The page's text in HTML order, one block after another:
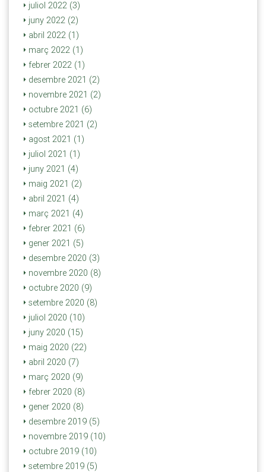
juliol 2022 (3)
juny 2022 (2)
abril 2022 (1)
març 2022 (1)
febrer 2022 (1)
desembre 2021 (2)
novembre 2021 (2)
octubre 2021 (6)
setembre 2021 (2)
agost 2021 (1)
juliol 2021 (1)
juny 2021 (4)
maig 2021 (2)
abril 2021 (4)
març 2021 (4)
febrer 2021 (6)
gener 2021 (5)
desembre 2020 (3)
novembre 2020 (8)
octubre 2020 (9)
setembre 2020 (8)
juliol 2020 (10)
juny 2020 (15)
maig 2020 (22)
abril 2020 (7)
març 2020 (9)
febrer 2020 (8)
gener 2020 (8)
desembre 2019 (5)
novembre 2019 (10)
octubre 2019 (10)
setembre 2019 (5)